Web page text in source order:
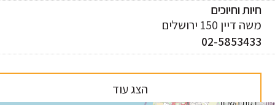
וחיוכים
150 ירושלים
02-
הצג עוד